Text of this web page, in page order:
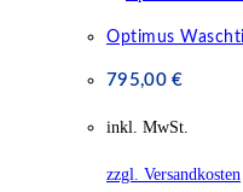
Optimus
795,00€
inkl. MwSt.
zzgl. Versandkosten